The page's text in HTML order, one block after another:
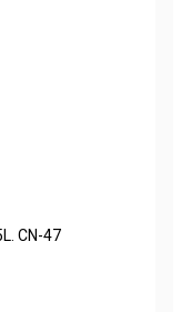
CN-47